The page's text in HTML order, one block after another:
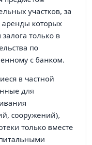
участков, за
аренды которых
только в
по
с банком.
в частной
для
сооружений),
только вместе